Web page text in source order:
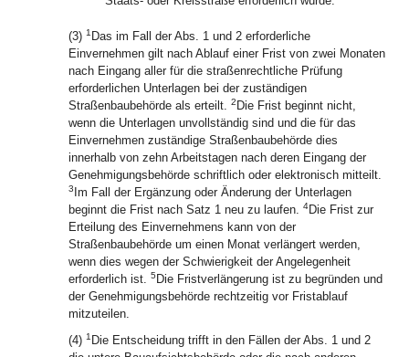
(3) 1 Das im Fall der Abs. 1 und 2 erforderliche
Einvernehmen gilt nach Ablauf einer Frist von zwei Monaten
nach Eingang aller für die straßenrechtliche Prüfung
erforderlichen Unterlagen bei der zuständigen
Straßenbaubehörde als erteilt. 2 Die Frist beginnt nicht,
wenn die Unterlagen unvollständig sind und die für das
Einvernehmen zuständige Straßenbaubehörde dies
innerhalb von zehn Arbeitstagen nach deren Eingang der
Genehmigungsbehörde schriftlich oder elektronisch mitteilt.
3 Im Fall der Ergänzung oder Änderung der Unterlagen
beginnt die Frist nach Satz 1 neu zu laufen. 4Die Frist zur
Erteilung des Einvernehmens kann von der
Straßenbaubehörde um einen Monat verlängert werden,
wenn dies wegen der Schwierigkeit der Angelegenheit
erforderlich ist. 5 Die Fristverlängerung ist zu begründen und
der Genehmigungsbehörde rechtzeitig vor Fristablauf
mitzuteilen.
(4) 1 Die Entscheidung trifft in den Fällen der Abs. 1 und 2